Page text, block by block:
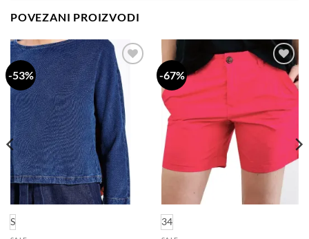
POVEZANI PROIZVODI
-53%
Dodaj
listu
želja
S
-67%
Dodaj
listu
34